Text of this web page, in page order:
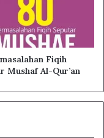
Fiqih
Mushaf Al-Qur’an